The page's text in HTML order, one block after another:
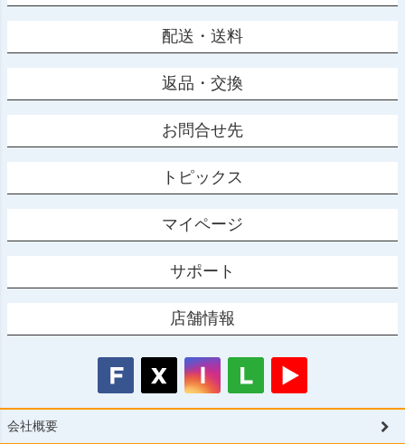
配送・送料
返品・交換
お問合せ先
トピックス
マイページ
サポート
店舗情報
会社概要